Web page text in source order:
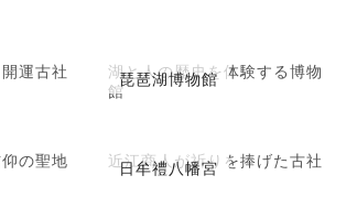
運古社 琵琶湖博物館
湖と人の歴史を体験する博物
館
の聖地 日牟禮八幡宮
近江商人が祈りを捧げた古社